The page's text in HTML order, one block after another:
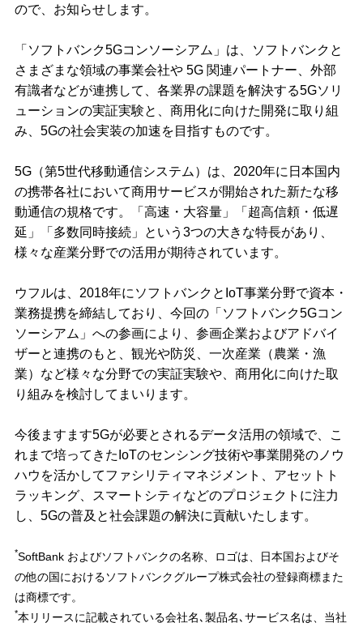
ので、お知らせします。
「ソフトバンク5Gコンソーシアム」は、ソフトバンクと
さまざまな領域の事業会社や 5G 関連パートナー、外部
有識者などが連携して、各業界の課題を解決する5Gソリ
ューションの実証実験と、商用化に向けた開発に取り組
み、5Gの社会実装の加速を目指すものです。
5G（第5世代移動通信システム）は、2020年に日本国内
の携帯各社において商用サービスが開始された新たな移
動通信の規格です。「高速・大容量」「超高信頼・低遅
延」「多数同時接続」という3つの大きな特長があり、
様々な産業分野での活用が期待されています。
ウフルは、2018年にソフトバンクとIoT事業分野で資本・
業務提携を締結しており、今回の「ソフトバンク5Gコン
ソーシアム」への参画により、参画企業およびアドバイ
ザーと連携のもと、観光や防災、一次産業（農業・漁
業）など様々な分野での実証実験や、商用化に向けた取
り組みを検討してまいります。
今後ますます5Gが必要とされるデータ活用の領域で、こ
れまで培ってきたIoTのセンシング技術や事業開発のノウ
ハウを活かしてファシリティマネジメント、アセットト
ラッキング、スマートシティなどのプロジェクトに注力
し、5Gの普及と社会課題の解決に貢献いたします。
*SoftBank およびソフトバンクの名称、ロゴは、日本国およびそ
の他の国におけるソフトバンクグループ株式会社の登録商標また
は商標です。
*本リリースに記載されている会社名､製品名､サービス名は、当社